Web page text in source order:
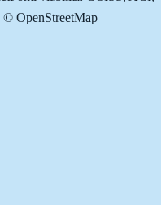
© OpenStreetMap